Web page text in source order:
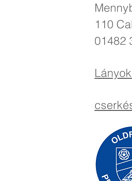
110
01482